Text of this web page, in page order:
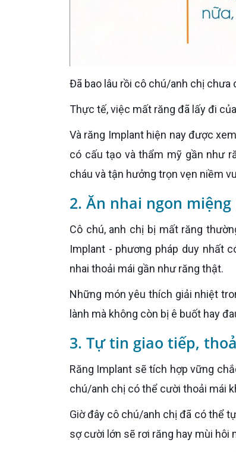
Đã bao lâu rồi cô chú/anh chị
Thực tế, việc mất răng đã lấy đi
Và răng Implant hiện nay được xem là phương pháp hiệu quả nhất có thể lấy lại niềm vui và nụ cười. Nhờ
có cấu tạo và thẩm mỹ gần như
cháu và tận hưởng trọn vẹn niềm
2. Ăn nhai ngon
Cô chú, anh chị bị mất răng thường không cảm nhận lực ăn nhai và hương vị món ăn. Nhưng với răng
Implant - phương pháp duy nhất
nhai thoải mái gần như răng thật.
Những món yêu thích giải nhiệt trong hè này như cóc, ổi, táo xanh... cô chú/anh chị đều sẽ ăn nhai ngon
lành mà không còn bị ê buốt hay
3. Tự tin giao tiếp,
Răng Implant sẽ tích hợp vững chắc trong xương hàm gần như răng thật. Nên sau trồng răng Implant cô
chú/anh chị có thể cười thoải mái
Giờ đây cô chú/anh chị đã có thể tự tin chuyện trò cùng bạn bè trong những buổi trà chiều mà không còn
sợ cười lớn sẽ rơi răng hay mùi hôi